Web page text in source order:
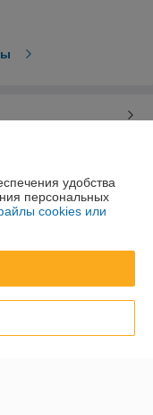
удобства
персональных
cookies или